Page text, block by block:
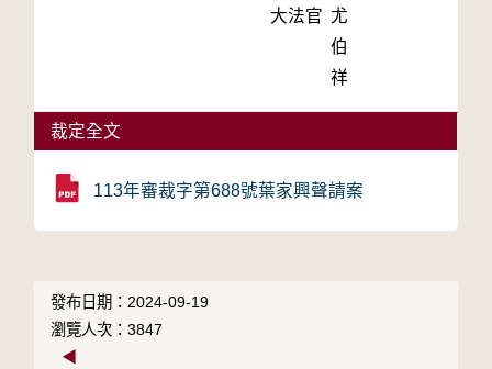
大法官 尤
伯
祥
裁定全文
113年審裁字第688號葉家興聲請案
發布日期：2024-09-19
瀏覽人次：3847
◀